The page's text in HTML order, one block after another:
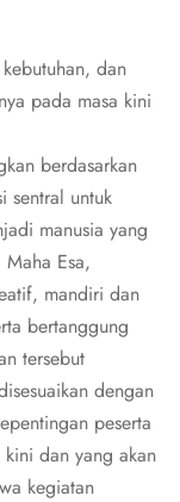
dan
pada masa kini
berdasarkan
sentral untuk
manusia yang
Esa,
mandiri dan
bertanggung
tersebut
dengan
peserta
dan yang akan
kegiatan